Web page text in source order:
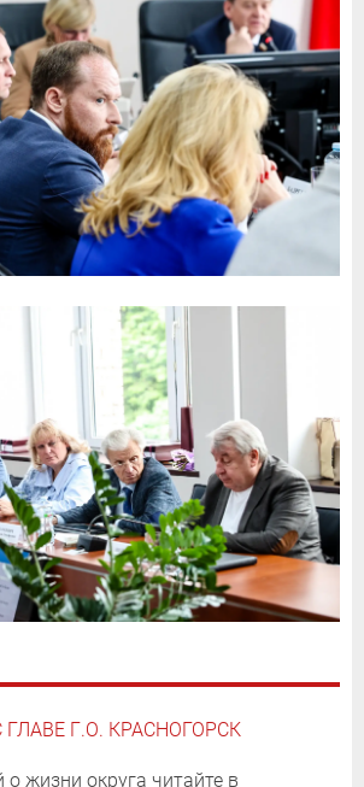
Г.О. КРАСНОГОРСК
жизни округа читайте в